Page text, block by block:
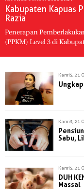
Kabupaten Kapuas
Razia
Penerapan
(PPKM) Level 3 di
Kamis, 21
Kamis, 21
Sabu,
Kamis, 21
DUH
Massal